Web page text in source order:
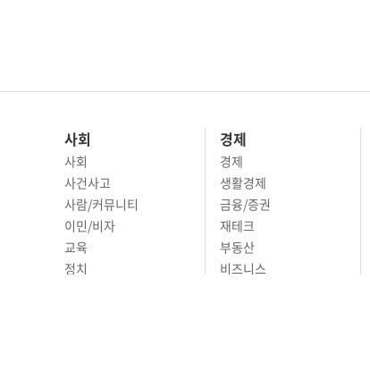
사회
사회
사건사고
사람/커뮤니티
이민/비자
경제
경제
생활경제
금융/증권
재테크